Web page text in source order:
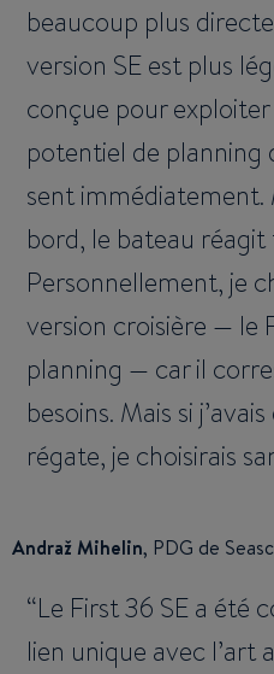
beaucoup plus
version SE est plus
conçue pour
potentiel de planning
sent
bord, le bateau
Personnellement, je
version croisière — le
planning — car il
besoins. Mais si
régate, je choisirais
Andraž Mihelin, PDG de
Le First 36 SE a été
lien unique avec l’art